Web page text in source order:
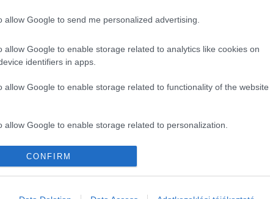
allow Google to send me personalized advertising.
allow Google to enable storage related to analytics like cookies on
identifiers in apps.
allow Google to enable storage related to functionality of the website
allow Google to enable storage related to personalization.
allow Google to enable storage related to security, including
functionality and fraud prevention, and other user protection.
CONFIRM